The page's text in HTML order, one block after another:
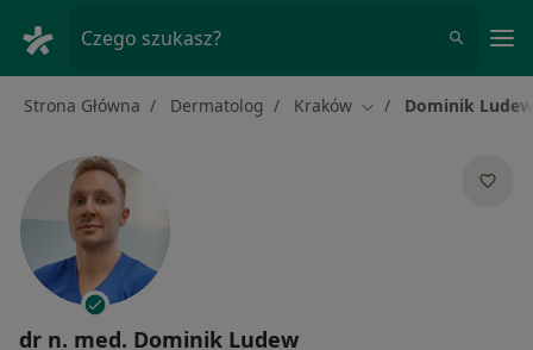
Czego szukasz?
Strona Główna Dermatolog Kraków Zmień miasto
Dominik Ludew
dr n. med. Dominik Ludew